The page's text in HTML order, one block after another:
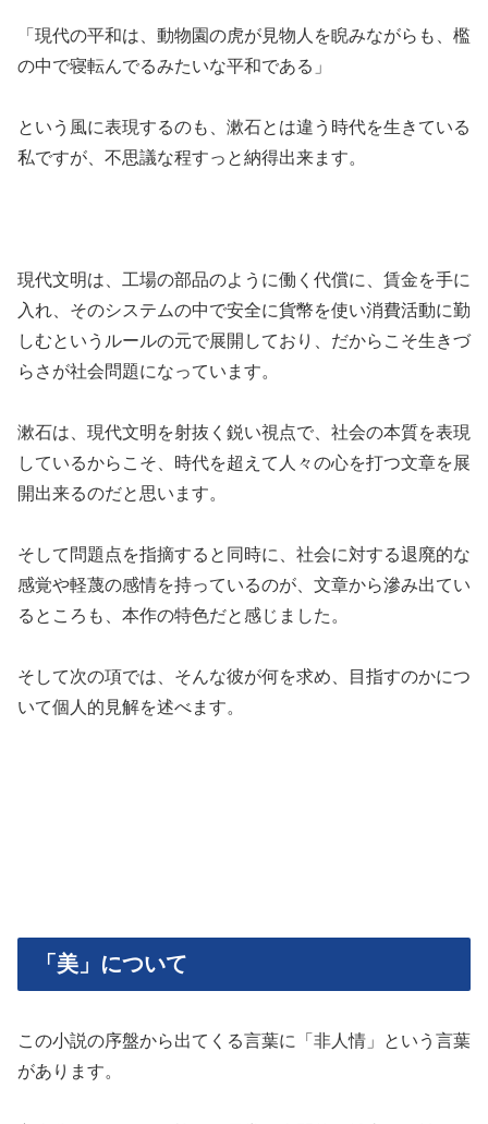
「現代の平和は、動物園の虎が見物人を睨みながらも、檻
の中で寝転んでるみたいな平和である」
という風に表現するのも、漱石とは違う時代を生きている
私ですが、不思議な程すっと納得出来ます。
現代文明は、工場の部品のように働く代償に、賃金を手に
入れ、そのシステムの中で安全に貨幣を使い消費活動に勤
しむというルールの元で展開しており、だからこそ生きづ
らさが社会問題になっています。
漱石は、現代文明を射抜く鋭い視点で、社会の本質を表現
しているからこそ、時代を超えて人々の心を打つ文章を展
開出来るのだと思います。
そして問題点を指摘すると同時に、社会に対する退廃的な
感覚や軽蔑の感情を持っているのが、文章から滲み出てい
るところも、本作の特色だと感じました。
そして次の項では、そんな彼が何を求め、目指すのかにつ
いて個人的見解を述べます。
「美」について
この小説の序盤から出てくる言葉に「非人情」という言葉
があります。